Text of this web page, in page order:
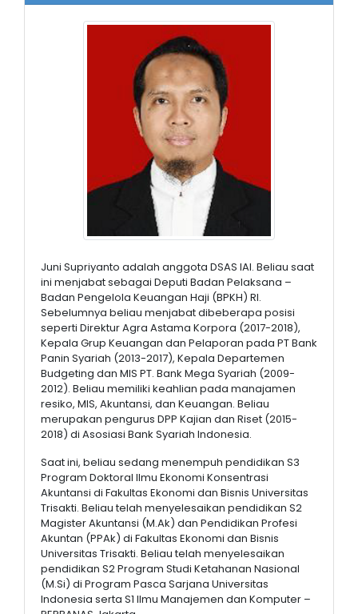
Juni Supriyanto adalah anggota DSAS IAI. Beliau saat
ini menjabat sebagai Deputi Badan Pelaksana –
Badan Pengelola Keuangan Haji (BPKH) RI.
Sebelumnya beliau menjabat dibeberapa posisi
seperti Direktur Agra Astama Korpora (2017-2018),
Kepala Grup Keuangan dan Pelaporan pada PT Bank
Panin Syariah (2013-2017), Kepala Departemen
Budgeting dan MIS PT. Bank Mega Syariah (2009-
2012). Beliau memiliki keahlian pada manajamen
resiko, MIS, Akuntansi, dan Keuangan. Beliau
merupakan pengurus DPP Kajian dan Riset (2015-
2018) di Asosiasi Bank Syariah Indonesia.
Saat ini, beliau sedang menempuh pendidikan S3
Program Doktoral Ilmu Ekonomi Konsentrasi
Akuntansi di Fakultas Ekonomi dan Bisnis Universitas
Trisakti. Beliau telah menyelesaikan pendidikan S2
Magister Akuntansi (M.Ak) dan Pendidikan Profesi
Akuntan (PPAk) di Fakultas Ekonomi dan Bisnis
Universitas Trisakti. Beliau telah menyelesaikan
pendidikan S2 Program Studi Ketahanan Nasional
(M.Si) di Program Pasca Sarjana Universitas
Indonesia serta S1 Ilmu Manajemen dan Komputer –